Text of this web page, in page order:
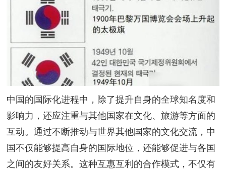
中国的国际化进程中，除了提升自身的全球知名度和
影响力，还应注重与其他国家在文化、旅游等方面的
互动。通过不断推动与世界其他国家的文化交流，中
国不仅能够提高自身的国际地位，还能够促进与各国
之间的友好关系。这种互惠互利的合作模式，不仅有